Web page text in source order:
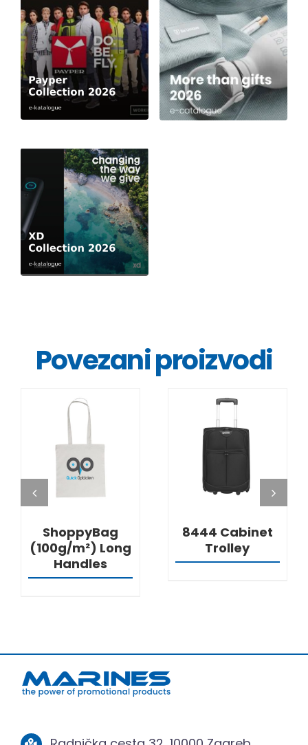
Povezani proizvodi
ShoppyBag
(100g/m²) Long
Handles
DETALJI
8444 Cabinet
Trolley